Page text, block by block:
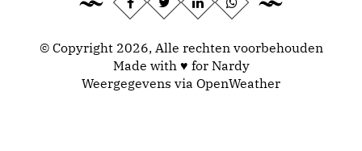
© Copyright 2026, Alle rechten voorbehouden
Made with ♥ for Nardy
Weergegevens via OpenWeather